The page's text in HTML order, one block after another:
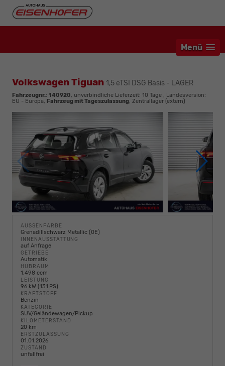
Menü
Volkswagen Tiguan 1,5 eTSI DSG Basis - LAGER
Fahrzeugnr.: 140920, unverbindliche Lieferzeit: 10 Tage , Landesversion:
EU - Europa, Fahrzeug mit Tageszulassung, Zentrallager (extern)
AUSSENFARBE
Grenadillschwarz Metallic (0E)
INNENAUSSTATTUNG
auf Anfrage
GETRIEBE
Automatik
HUBRAUM
1.498 ccm
LEISTUNG
96 kW (131 PS)
KRAFTSTOFF
Benzin
KATEGORIE
SUV/Geländewagen/Pickup
KILOMETERSTAND
20 km
ERSTZULASSUNG
01.01.2026
ZUSTAND
unfallfrei